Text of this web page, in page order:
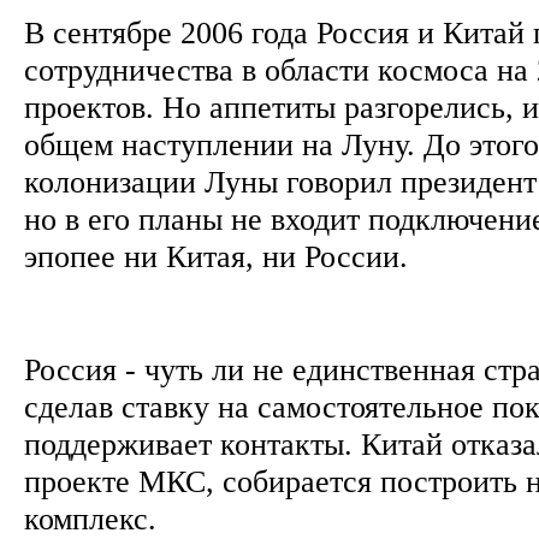
В сентябре 2006 года Россия и
сотрудничества в области космоса
проектов. Но аппетиты разгорелись,
общем наступлении на Луну. До
колонизации Луны говорил
но в его планы не входит
эпопее ни Китая, ни России.
Россия - чуть ли не единственная
сделав ставку на самостоятельное
поддерживает контакты. Китай
проекте МКС, собирается построить
комплекс.